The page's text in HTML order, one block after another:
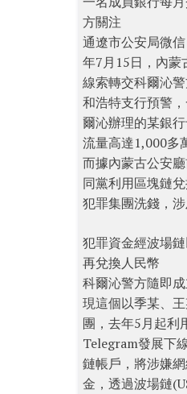
方關注
通遼市公安局微
年7月15日，內蒙
線索轉交科爾沁
和浩特支行預警
爾沁辦理的某銀
流量高達1,000多
而據內蒙古公安
同黨利用區塊鏈
犯罪集團洗錢，涉
犯罪資金經波場
再兌換人民幣
科爾沁警方隨即
現這個以季某、
團，去年5月起利
Telegram發展下
鏈帳戶，將涉嫌
金，透過波場鏈